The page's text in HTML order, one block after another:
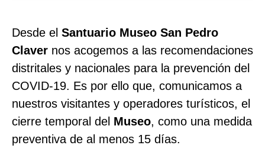
Desde el Santuario Museo San Pedro
Claver nos acogemos a las recomendaciones
distritales y nacionales para la prevención del
COVID-19. Es por ello que, comunicamos a
nuestros visitantes y operadores turísticos, el
cierre temporal del Museo, como una medida
preventiva de al menos 15 días.